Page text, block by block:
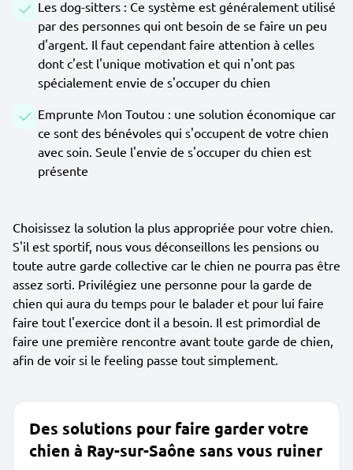
Les dog-sitters : Ce système est généralement utilisé
par des personnes qui ont besoin de se faire un peu
d'argent. Il faut cependant faire attention à celles
dont c'est l'unique motivation et qui n'ont pas
spécialement envie de s'occuper du chien
Emprunte Mon Toutou : une solution économique car
ce sont des bénévoles qui s'occupent de votre chien
avec soin. Seule l'envie de s'occuper du chien est
présente
Choisissez la solution la plus appropriée pour votre chien.
S'il est sportif, nous vous déconseillons les pensions ou
toute autre garde collective car le chien ne pourra pas être
assez sorti. Privilégiez une personne pour la garde de
chien qui aura du temps pour le balader et pour lui faire
faire tout l'exercice dont il a besoin. Il est primordial de
faire une première rencontre avant toute garde de chien,
afin de voir si le feeling passe tout simplement.
Des solutions pour faire garder votre
chien à Ray-sur-Saône sans vous ruiner